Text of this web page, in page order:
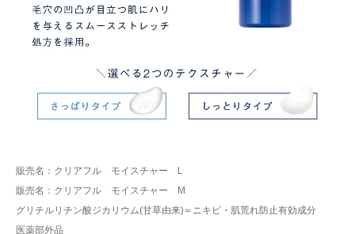
販売名：クリアフル モイスチャー L
販売名：クリアフル モイスチャー M
グリチルリチン酸ジカリウム(甘草由来)＝ニキビ・肌荒れ防止有効成分
医薬部外品